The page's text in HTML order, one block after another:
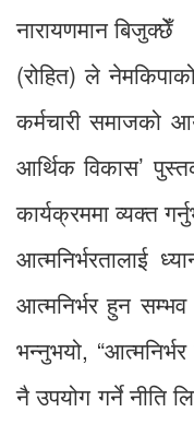
नारायणमान बिजुक्छेँ
(रोहित) ले
कर्मचारी समाजको
आर्थिक विकास’
कार्यक्रममा व्यक्त
आत्मनिर्भरतालाई
आत्मनिर्भर हुन
भन्नुभयो,
नै उपयोग गर्ने नीति